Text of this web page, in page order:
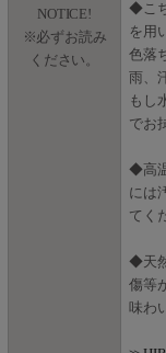
NOTICE!
※必ずお読み
ください。
◆こ
を用
色落
雨、
もし
でお
◆高
には
てく
◆天
傷等
味わ